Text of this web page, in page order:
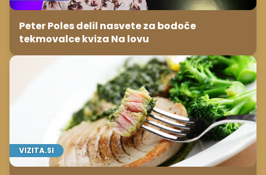
Peter Poles delil nasvete za bodoče
tekmovalce kviza Na lovu
VIZITA.SI